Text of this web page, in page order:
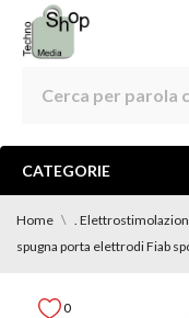
CATEGORIE
Home .
spugna porta elettrodi Fiab
0